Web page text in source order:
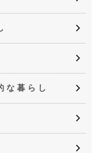
な暮らし